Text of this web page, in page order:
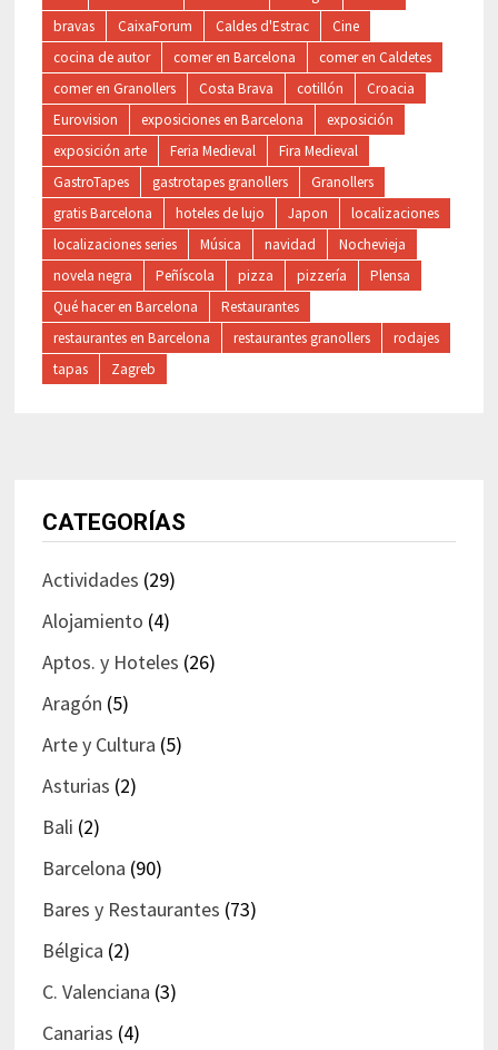
bravas
CaixaForum Caldes d'Estrac
Cine
cocina de autor
comer en Barcelona
comer en Caldetes
comer en Granollers
Costa Brava cotillón
Croacia
Eurovision
exposiciones en Barcelona
exposición
exposición arte
Feria Medieval
Fira Medieval
GastroTapes
gastrotapes granollers
Granollers
gratis Barcelona
hoteles de lujo Japon
localizaciones
localizaciones series
Música navidad
Nochevieja
novela negra
Peñíscola pizza pizzería
Plensa
Qué hacer en Barcelona
Restaurantes
restaurantes en Barcelona
restaurantes granollers
rodajes
tapas
Zagreb
CATEGORÍAS
Actividades (29)
Alojamiento (4)
Aptos. y Hoteles (26)
Aragón (5)
Arte y Cultura (5)
Asturias (2)
Bali (2)
Barcelona (90)
Bares y Restaurantes (73)
Bélgica (2)
C. Valenciana (3)
Canarias (4)